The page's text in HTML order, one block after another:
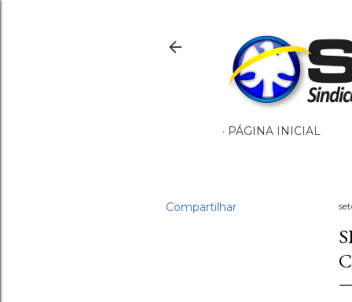
PÁGINA INICIAL
Compartilhar